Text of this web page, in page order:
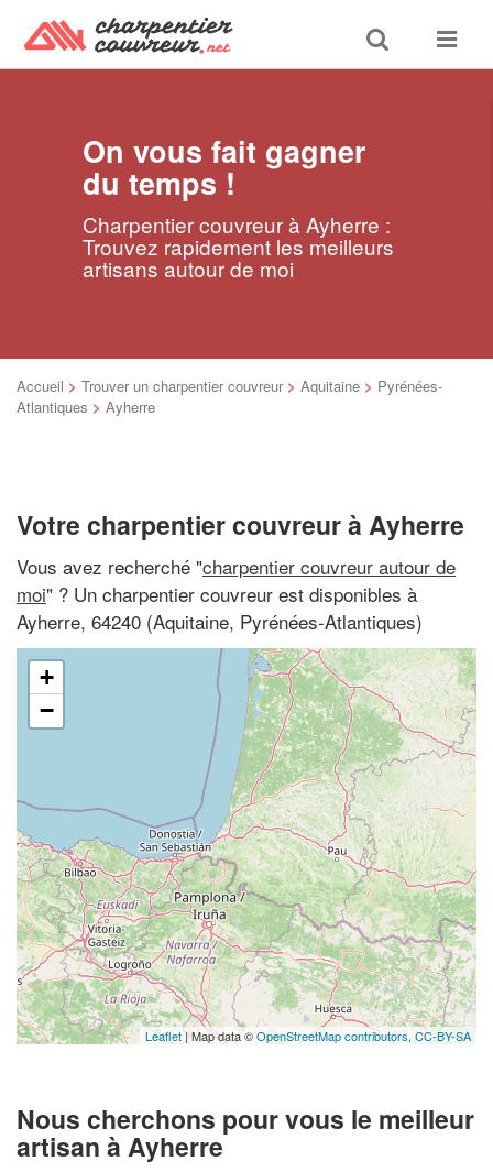
Toggle
search
Toggle
On vous fait gagner
du temps !
Charpentier couvreur à Ayherre :
Trouvez rapidement les meilleurs
artisans autour de moi
Accueil > Trouver un charpentier couvreur > Aquitaine > Pyrénées-
Atlantiques > Ayherre
Votre charpentier couvreur à Ayherre
Vous avez recherché "charpentier couvreur autour de
moi" ? Un charpentier couvreur est disponibles à
Ayherre, 64240 (Aquitaine, Pyrénées-Atlantiques)
+
−
Leaflet | Map data ©OpenStreetMap contributors, CC-BY-SA
Nous cherchons pour vous le meilleur
artisan à Ayherre